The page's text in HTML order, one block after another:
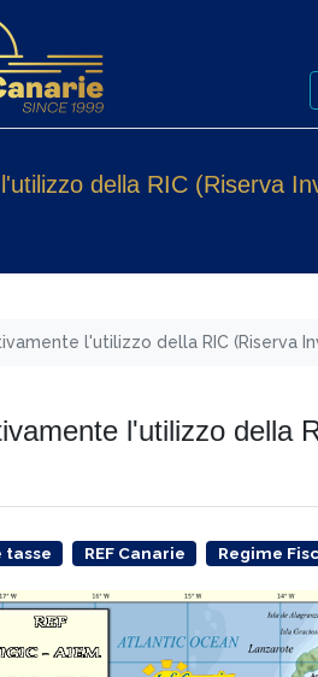
della RIC (Riserva
l'utilizzo della RIC (Riserva
l'utilizzo della
tasse REF Canarie Regime